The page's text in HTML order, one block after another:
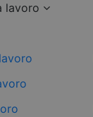
lavoro